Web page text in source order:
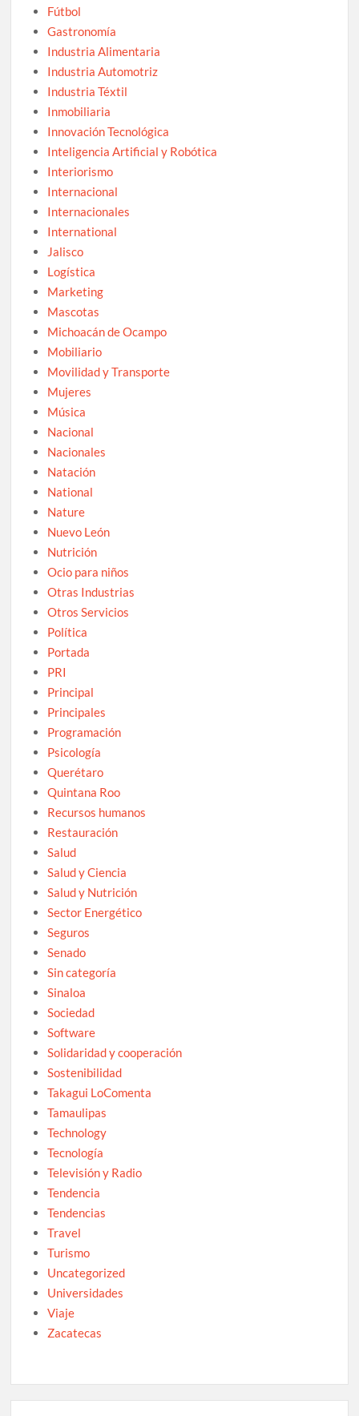
Fútbol
Gastronomía
Industria Alimentaria
Industria Automotriz
Industria Téxtil
Inmobiliaria
Innovación Tecnológica
Inteligencia Artificial y Robótica
Interiorismo
Internacional
Internacionales
International
Jalisco
Logística
Marketing
Mascotas
Michoacán de Ocampo
Mobiliario
Movilidad y Transporte
Mujeres
Música
Nacional
Nacionales
Natación
National
Nature
Nuevo León
Nutrición
Ocio para niños
Otras Industrias
Otros Servicios
Política
Portada
PRI
Principal
Principales
Programación
Psicología
Querétaro
Quintana Roo
Recursos humanos
Restauración
Salud
Salud y Ciencia
Salud y Nutrición
Sector Energético
Seguros
Senado
Sin categoría
Sinaloa
Sociedad
Software
Solidaridad y cooperación
Sostenibilidad
Takagui LoComenta
Tamaulipas
Technology
Tecnología
Televisión y Radio
Tendencia
Tendencias
Travel
Turismo
Uncategorized
Universidades
Viaje
Zacatecas